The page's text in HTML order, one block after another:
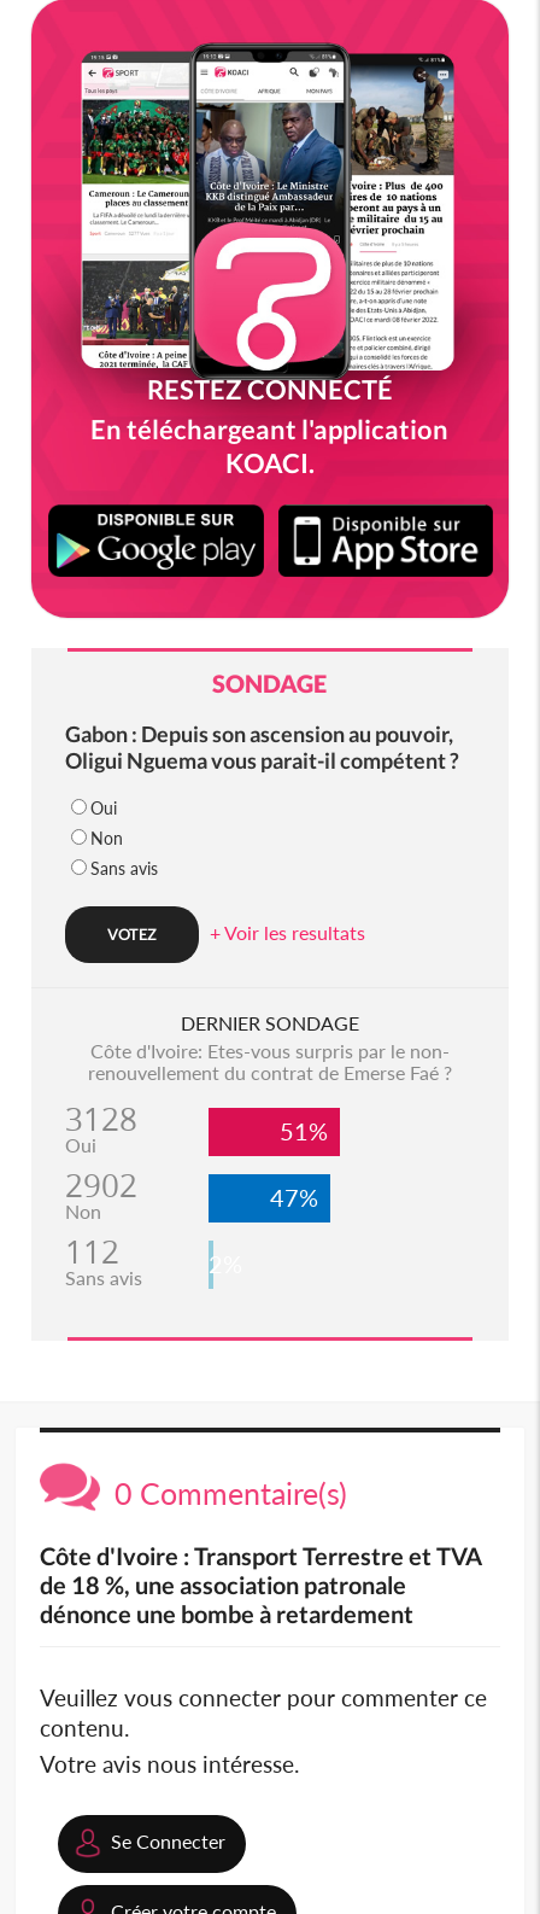
RESTEZ CONNECTÉ
En téléchargeant l'application
KOACI.
SONDAGE
Gabon : Depuis son ascension au pouvoir,
Oligui Nguema vous parait-il compétent ?
Oui
Non
Sans avis
+ Voir les resultats
DERNIER SONDAGE
Côte d'Ivoire: Etes-vous surpris par le non-
renouvellement du contrat de Emerse Faé ?
3128
Oui 51%
2902
Non 47%
112
Sans avis 2%
0 Commentaire(s)
Côte d'Ivoire : Transport Terrestre et TVA
de 18 %, une association patronale
dénonce une bombe à retardement
Veuillez vous connecter pour commenter ce
contenu.
Votre avis nous intéresse.
Se Connecter